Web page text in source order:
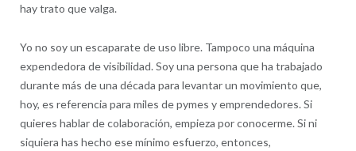
hay trato que valga.
Yo no soy un escaparate de uso libre. Tampoco una máquina
expendedora de visibilidad. Soy una persona que ha trabajado
durante más de una década para levantar un movimiento que,
hoy, es referencia para miles de pymes y emprendedores. Si
quieres hablar de colaboración, empieza por conocerme. Si ni
siquiera has hecho ese mínimo esfuerzo, entonces,